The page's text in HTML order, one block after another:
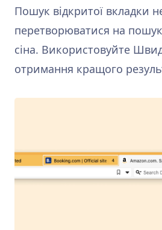
Пошук відкритої вкладки
перетворюватися на
сіна. Використовуйте
отримання кращого